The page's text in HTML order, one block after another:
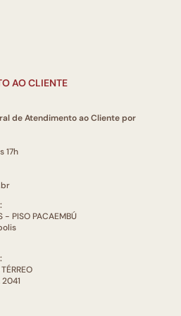
AO CLIENTE
de Atendimento ao Cliente por
17h
- PISO PACAEMBÚ